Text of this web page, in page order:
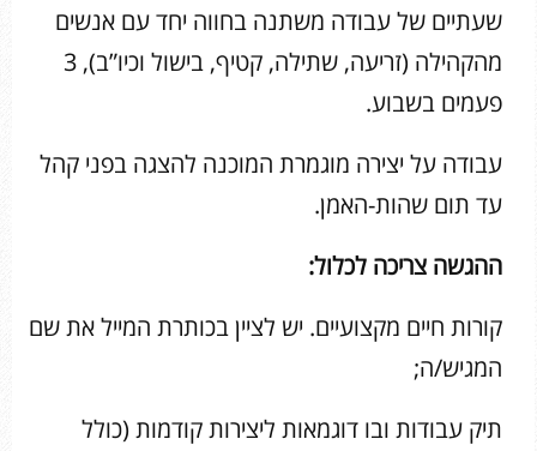
שעתיים של עבודה משתנה בחווה יחד עם אנשים
מהקהילה (זריעה, שתילה, קטיף, בישול וכיו”ב), 3
פעמים בשבוע.
עבודה על יצירה מוגמרת המוכנה להצגה בפני קהל
עד תום שהות-האמן.
ההגשה צריכה לכלול:
קורות חיים מקצועיים. יש לציין בכותרת המייל את שם
המגיש/ה;
תיק עבודות ובו דוגמאות ליצירות קודמות (כולל